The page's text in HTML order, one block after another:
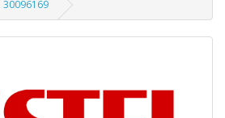
30096169